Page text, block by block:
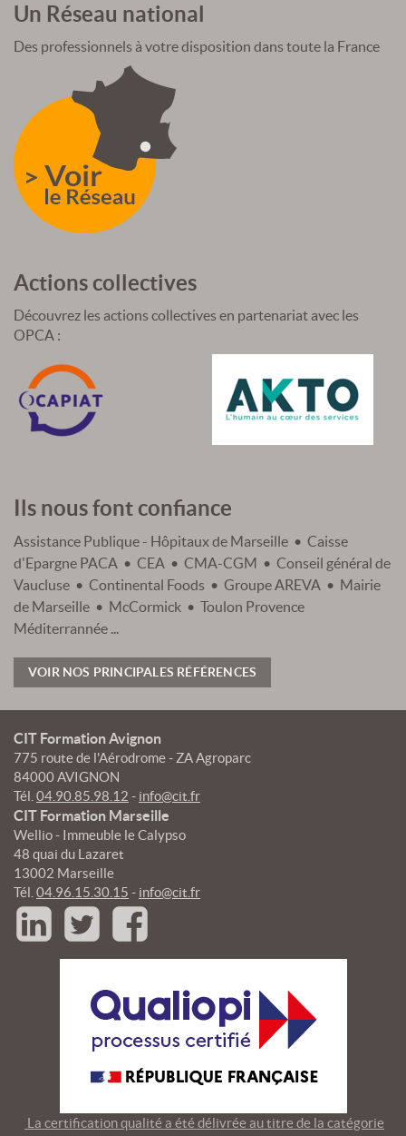
Un Réseau national
Des professionnels à votre disposition dans toute la France
Actions collectives
Découvrez les actions collectives en partenariat avec les
OPCA :
Ils nous font confiance
Assistance Publique - Hôpitaux de Marseille • Caisse
d'Epargne PACA • CEA • CMA-CGM • Conseil général de
Vaucluse • Continental Foods • Groupe AREVA • Mairie
de Marseille • McCormick • Toulon Provence
Méditerrannée ...
VOIR NOS PRINCIPALES RÉFÉRENCES
CIT Formation Avignon
775 route de l'Aérodrome - ZA Agroparc
84000 AVIGNON
Tél. 04.90.85.98.12 - info@cit.fr
CIT Formation Marseille
Wellio - Immeuble le Calypso
48 quai du Lazaret
13002 Marseille
Tél. 04.96.15.30.15 - info@cit.fr
La certification qualité a été délivrée au titre de la catégorie